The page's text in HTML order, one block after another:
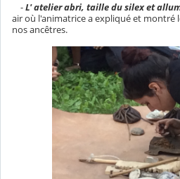
-L' atelier abri, taille du silex et
air où l'animatrice a expliqué et montré
nos ancêtres.